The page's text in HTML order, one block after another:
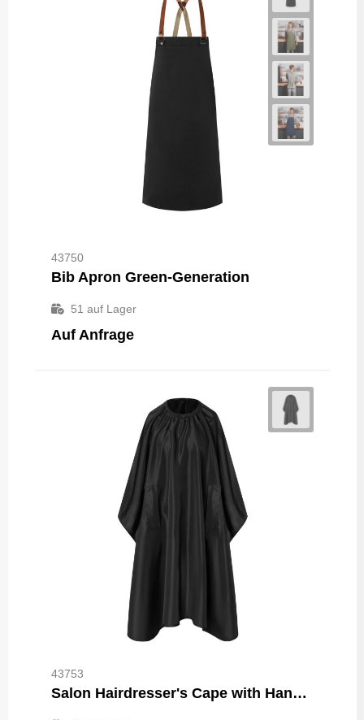
43750
Bib Apron Green-Generation
51 auf Lager
Auf Anfrage
43753
Salon Hairdresser's Cape with Hand Grips